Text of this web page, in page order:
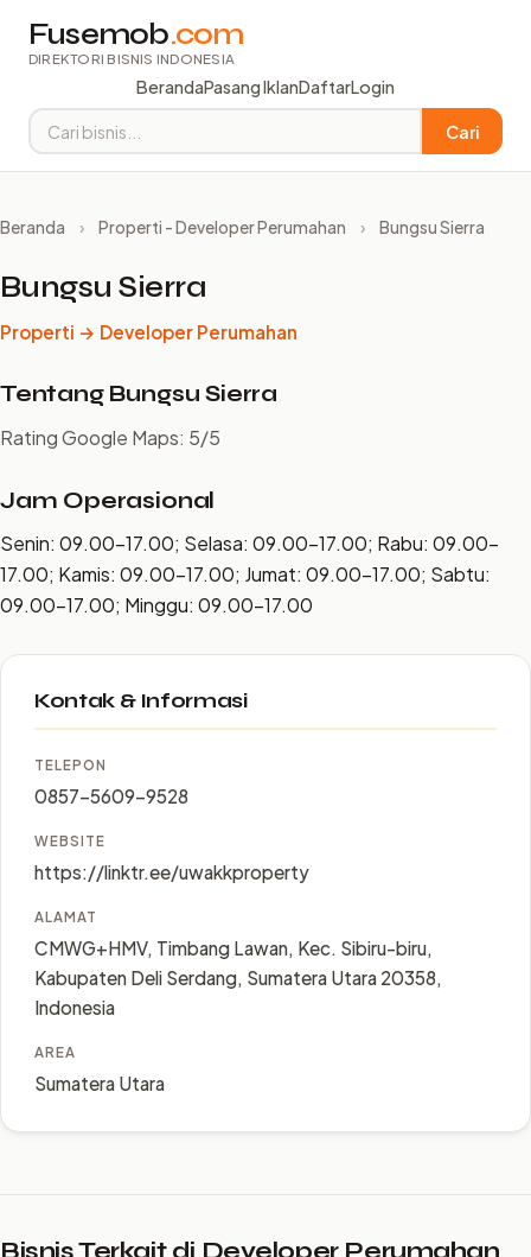
Fusemob.com
DIREKTORI BISNIS INDONESIA
BerandaPasang IklanDaftarLogin
Cari
Beranda › Properti - Developer Perumahan › Bungsu Sierra
Bungsu Sierra
Properti → Developer Perumahan
Tentang Bungsu Sierra
Rating Google Maps: 5/5
Jam Operasional
Senin: 09.00–17.00; Selasa: 09.00–17.00; Rabu: 09.00–
17.00; Kamis: 09.00–17.00; Jumat: 09.00–17.00; Sabtu:
09.00–17.00; Minggu: 09.00–17.00
Kontak & Informasi
TELEPON
0857-5609-9528
WEBSITE
https://linktr.ee/uwakkproperty
ALAMAT
CMWG+HMV, Timbang Lawan, Kec. Sibiru-biru,
Kabupaten Deli Serdang, Sumatera Utara 20358,
Indonesia
AREA
Sumatera Utara